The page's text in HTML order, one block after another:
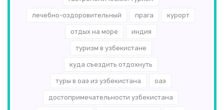
лечебно-оздоровительный прага курорт
отдых на море индия
туризм в узбекистане
куда съездить отдохнуть
туры в оаэ из узбекистана оаэ
достопримечательности узбекистана